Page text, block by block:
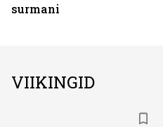
surmani
VIIKINGID